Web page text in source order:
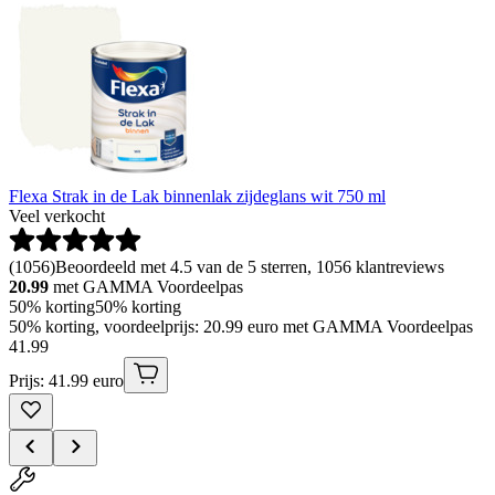
Flexa Strak in de Lak binnenlak zijdeglans wit 750 ml
Veel verkocht
(1056)Beoordeeld met 4.5 van de 5 sterren, 1056 klantreviews
20.99 met GAMMA Voordeelpas
50% korting50% korting
50% korting, voordeelprijs: 20.99 euro met GAMMA Voordeelpas
41 .99
Prijs: 41.99 euro